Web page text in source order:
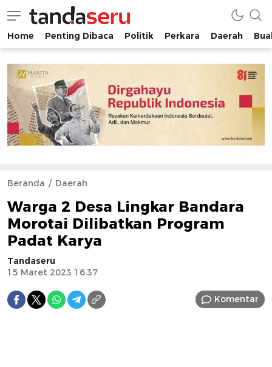
tandaseru.com | Penting Dibaca
tandaseru.com
Home Penting Dibaca Politik Perkara Daerah
Beranda Daerah
Warga 2 Desa Lingkar Bandara
Morotai Dilibatkan Program
Padat Karya
Tandaseru
15 Maret 2023 16:37
Komentar